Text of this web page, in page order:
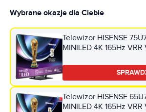
Wybrane okazje dla Ciebie
Telewizor HISENSE
MINILED 4K 165Hz
Telewizor HISENSE
MINILED 4K 165Hz